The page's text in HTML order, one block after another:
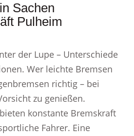
Sachen
Pulheim
der Lupe – Unterschiede
Wer leichte Bremsen
richtig – bei
zu genießen.
konstante Bremskraft
Fahrer. Eine